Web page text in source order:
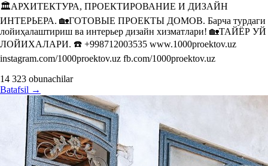
🏛АРХИТЕКТУРА, ПРОЕКТИРОВАНИЕ И ДИЗАЙН
ИНТЕРЬЕРА. 🏡ГОТОВЫЕ ПРОЕКТЫ ДОМОВ. Барча турдаги
лойиҳалаштириш ва интерьер дизайн хизматлари! 🏡ТАЙЁР УЙ
ЛОЙИХАЛАРИ. ☎️ +998712003535 www.1000proektov.uz
instagram.com/1000proektov.uz fb.com/1000proektov.uz
14 323 obunachilar
Batafsil →